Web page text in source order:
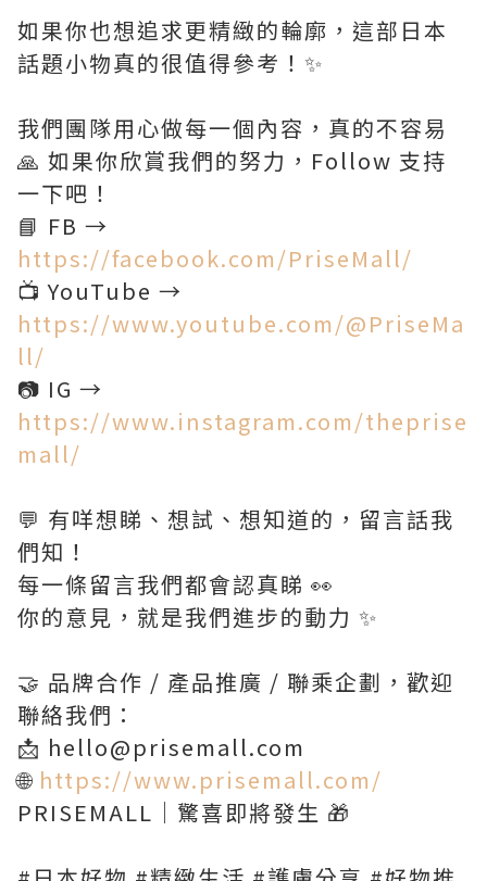
如果你也想追求更精緻的輪廓，這部日本
話題小物真的很值得參考！✨
我們團隊用心做每一個內容，真的不容易
🙏 如果你欣賞我們的努力，Follow 支持
一下吧！
📘 FB →
https://facebook.com/PriseMall/
📺 YouTube →
https://www.youtube.com/@PriseMa
ll/
📷 IG →
https://www.instagram.com/theprise
mall/
💬 有咩想睇、想試、想知道的，留言話我
們知！
每一條留言我們都會認真睇 👀
你的意見，就是我們進步的動力 ✨
🤝 品牌合作 / 產品推廣 / 聯乘企劃，歡迎
聯絡我們：
📩 hello@prisemall.com
🌐 https://www.prisemall.com/
PRISEMALL｜驚喜即將發生 🎁